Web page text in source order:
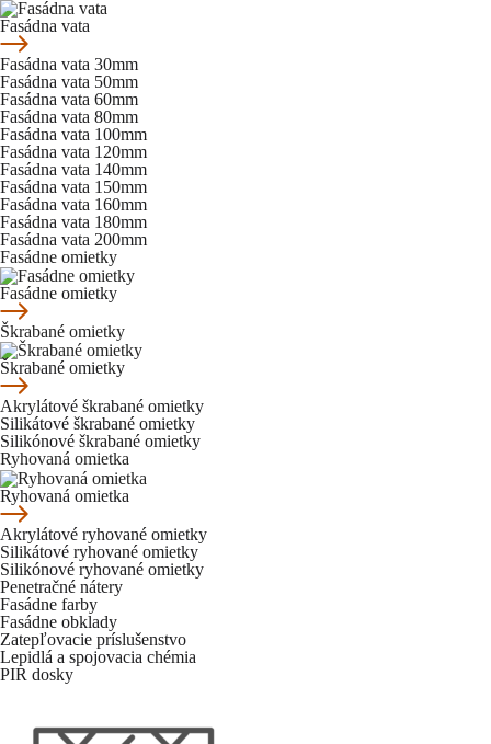
Fasádna vata
Fasádna vata 30mm
Fasádna vata 50mm
Fasádna vata 60mm
Fasádna vata 80mm
Fasádna vata 100mm
Fasádna vata 120mm
Fasádna vata 140mm
Fasádna vata 150mm
Fasádna vata 160mm
Fasádna vata 180mm
Fasádna vata 200mm
Fasádne omietky
Fasádne omietky
Škrabané omietky
Škrabané omietky
Akrylátové škrabané omietky
Silikátové škrabané omietky
Silikónové škrabané omietky
Ryhovaná omietka
Ryhovaná omietka
Akrylátové ryhované omietky
Silikátové ryhované omietky
Silikónové ryhované omietky
Penetračné nátery
Fasádne farby
Fasádne obklady
Zatepľovacie príslušenstvo
Lepidlá a spojovacia chémia
PIR dosky